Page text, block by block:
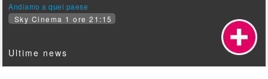
Andiamo a quel paese
Sky Cinema 1 ore 21:15
Ultime news